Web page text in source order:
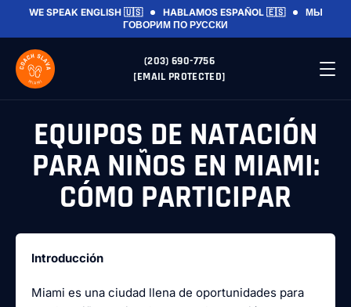
WE SPEAK ENGLISH 🇺🇸 HABLAMOS ESPAÑOL 🇪🇸
МЫ
ГОВОРИМ ПО РУССКИ
(203) 690-7756
[EMAIL PROTECTED]
EQUIPOS DE NATACIÓN
PARA NIÑOS EN MIAMI:
CÓMO PARTICIPAR
Introducción
Miami es una ciudad llena de oportunidades para